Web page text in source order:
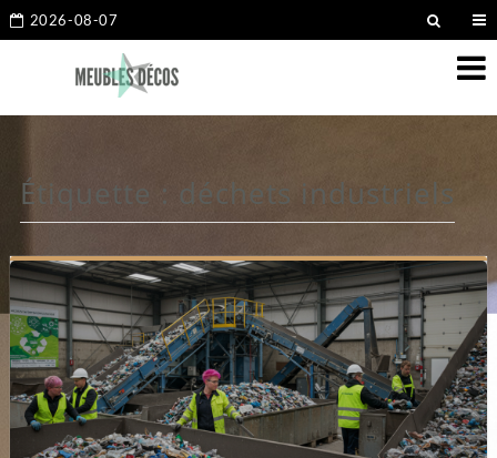
2026-08-07
Étiquette : déchets industriels